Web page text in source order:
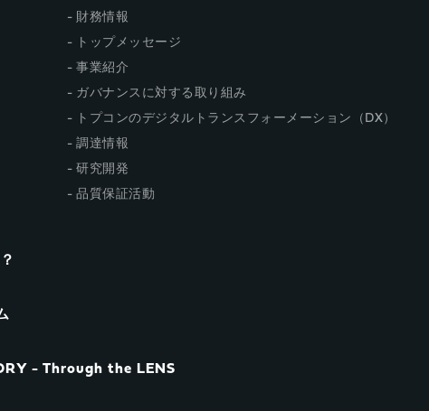
財務情報
トップメッセージ
事業紹介
ガバナンスに対する取り組み
トプコンのデジタルトランスフォーメーション（DX）
調達情報
研究開発
品質保証活動
- Through the LENS